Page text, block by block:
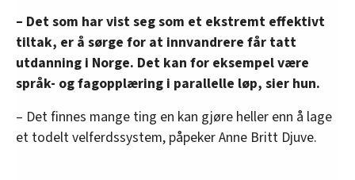
relevant innhold, tilpassede annonser og utarbeide
statistikk.
Vi deler bare informasjon om hvordan du bruker
nettstedet med LO Medias egne samarbeidspartnere
oversikten lengre ned på denne siden.
– Det som har vist seg som et ekstremt effektivt
tiltak, er å sørge for at innvandrere får tatt
utdanning i Norge. Det kan for eksempel være
språk- og fagopplæring i parallelle løp, sier hun.
– Det finnes mange ting en kan gjøre heller enn å lage
et todelt velferdssystem, påpeker Anne Britt Djuve.